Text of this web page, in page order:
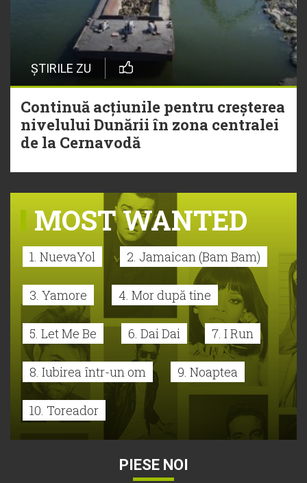
ȘTIRILE ZU
Continuă acțiunile pentru creșterea
nivelului Dunării în zona centralei
de la Cernavodă
MOST WANTED
1. NuevaYol 2. Jamaican (Bam Bam)
3. Yamore 4. Mor după tine
5. Let Me Be 6. Dai Dai 7. I Run
8. Iubirea într-un om 9. Noaptea
10. Toreador
PIESE NOI